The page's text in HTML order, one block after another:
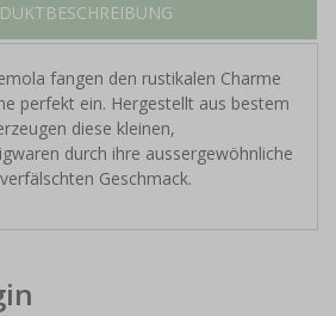
fangen den rustikalen Charme
perfekt ein. Hergestellt aus bestem
diese kleinen,
durch ihre aussergewöhnliche
Geschmack.